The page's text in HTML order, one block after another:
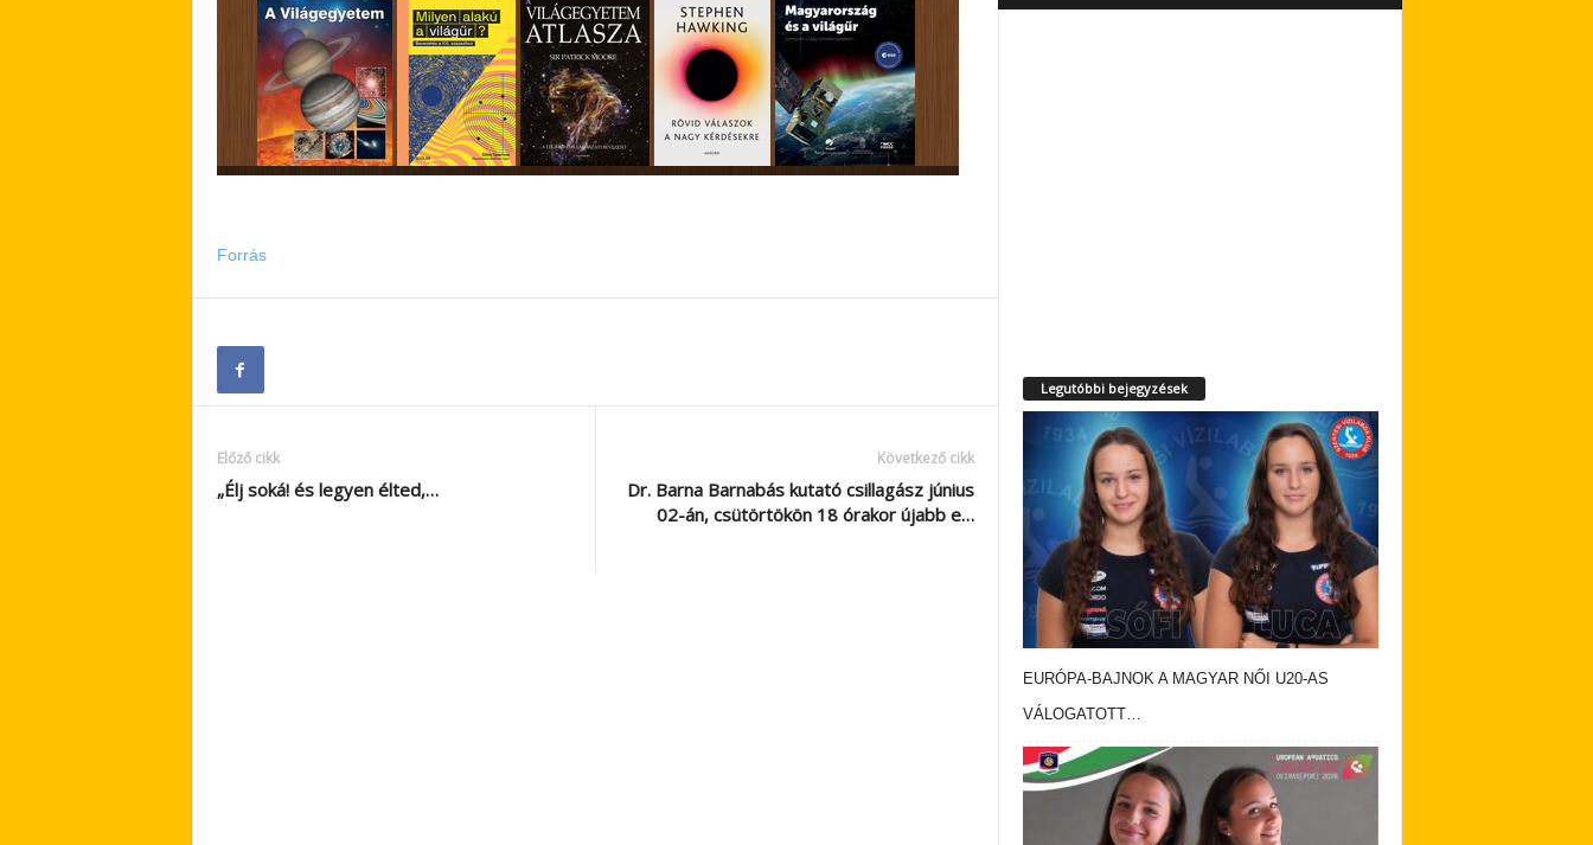
Forrás
Előző cikk
„Élj soká! és legyen élted,…
Következő cikk
Dr. Barna Barnabás kutató csillagász június
02-án, csütörtökön 18 órakor újabb e…
Legutóbbi bejegyzések
EURÓPA-BAJNOK A MAGYAR NŐI U20-AS
VÁLOGATOTT…